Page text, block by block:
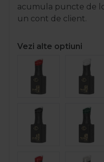
acumula puncte de
un cont de client.
Vezi alte optiuni